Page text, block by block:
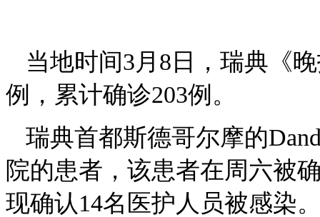
当地时间3月8日，瑞典《
例，累计确诊203例。
瑞典首都斯德哥尔摩的
院的患者，该患者在周六被
现确认14名医护人员被感染